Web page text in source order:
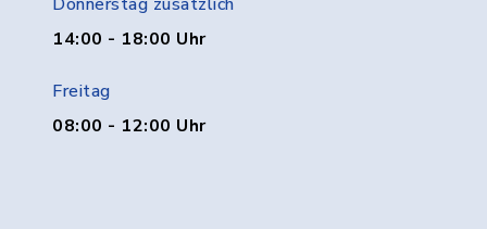
14:00 - 18:00 Uhr
Freitag
08:00 - 12:00 Uhr